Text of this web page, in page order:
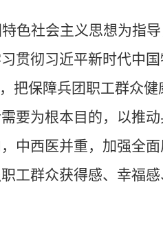
色社会主义思想为指
贯彻习近平新时代中
把保障兵团职工群众
要为根本目的，以推
中西医并重，加强全
工群众获得感、幸福感